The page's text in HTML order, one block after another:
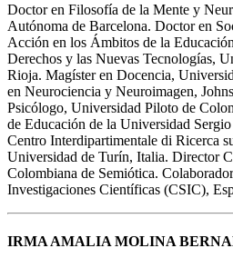
Doctor en Filosofía de la Mente y
Autónoma de Barcelona. Doctor en
Acción en los Ámbitos de la
Derechos y las Nuevas Tecnologías,
Rioja. Magíster en Docencia,
en Neurociencia y Neuroimagen,
Psicólogo, Universidad Piloto de
de Educación de la Universidad
Centro Interdipartimentale di Ricerca
Universidad de Turín, Italia. Director
Colombiana de Semiótica.
Investigaciones Científicas (CSIC),
IRMA AMALIA MOLINA